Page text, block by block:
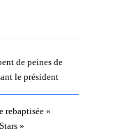
de peines de
le président
rebaptisée «
»